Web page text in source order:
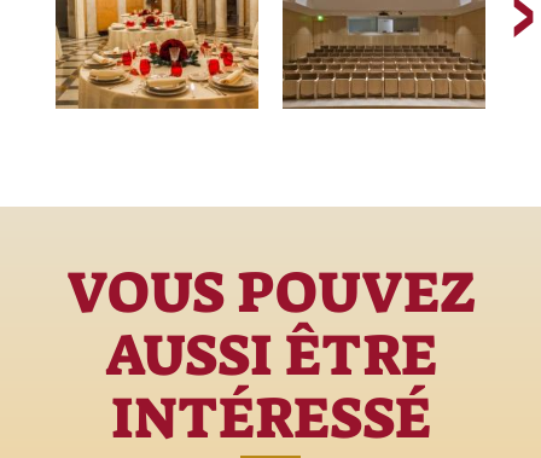
VOUS POUVEZ
AUSSI ÊTRE
INTÉRESSÉ